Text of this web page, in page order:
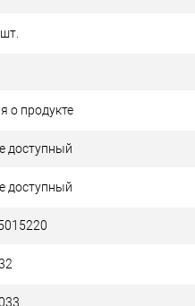
о продукте
доступный
доступный